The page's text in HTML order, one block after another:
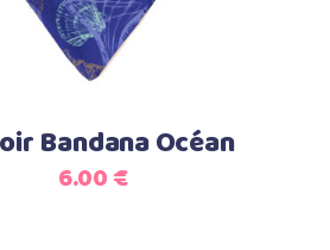
Bandana Océan
6.00€